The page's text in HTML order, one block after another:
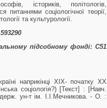
істориків, політологів,
питаннями соціологічної теорії,
та культурології.
підсобному фонді: С51
наприкінці XIX- початку XX
соціологія?) [Текст] : [Навч.
ун-т ім. І.І.Мечникова. - О. :